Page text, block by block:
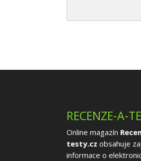
RECENZE-A-
Online magazín
testy.cz obsahuje
informace o